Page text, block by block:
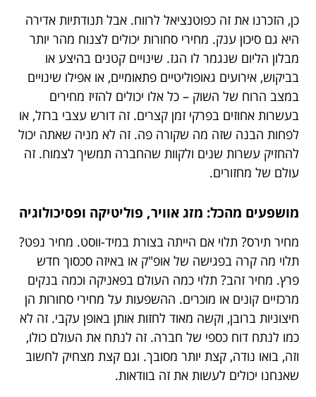
כן, הזכרנו את זה כפוטנציאל לרווח. אבל תנודתיות אדירה
היא גם סיכון ענק. מחירי סחורות יכולים לצנוח מהר יותר
מבלון הליום שנגמר לו הגז. שינויים קטנים בהיצע או
בביקוש, אירועים גאופוליטיים פתאומיים, או אפילו שינויים
במצב הרוח של השוק – כל אלו יכולים להזיז מחירים
בעשרות אחוזים בפרקי זמן קצרים. זה דורש עצבי ברזל, או
לפחות הבנה שזה מה שקורה פה. זה לא מניה שאתה יכול
להחזיק עשרות שנים ולקוות שהחברה תמשיך לצמוח. זה
עולם של מחזורים.
מושפעים מהכל: מזג אוויר, פוליטיקה ופסיכולוגיה
מחיר תירס? תלוי אם הייתה בצורת במיד-ווסט. מחיר נפט?
תלוי מה קרה בפגישה של אופ"ק או באיזה סכסוך חדש
פרץ. מחיר זהב? תלוי כמה העולם בפאניקה וכמה בנקים
מרכזיים קונים או מוכרים. ההשפעות על מחירי סחורות הן
חיצוניות ברובן, וקשה מאוד לחזות אותן באופן עקבי. זה לא
כמו לנתח דוח כספי של חברה. זה לנתח את העולם כולו,
וזה, בואו נודה, קצת יותר מסובך. וגם קצת מצחיק לחשוב
שאנחנו יכולים לעשות את זה בוודאות.